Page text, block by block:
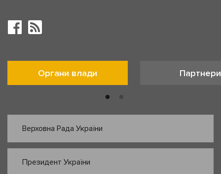
Органи влади Партнери
Верховна Рада України
Президент України